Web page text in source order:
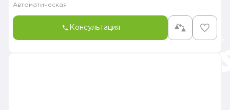
Автоматическая
Консультация